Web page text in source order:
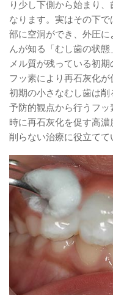
り少し下側から始まり
なります。実はその下
部に空洞ができ、外圧に
んが知る「むし歯の状
メル質が残っている初
フッ素により再石灰化が
初期の小さなむし歯は削
予防的観点から行うフ
時に再石灰化を促す高
削らない治療に役立てて